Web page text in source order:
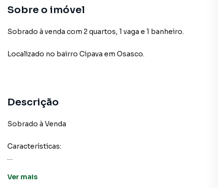
Sobre o imóvel
Sobrado à venda com 2 quartos, 1 vaga e 1 banheiro.
Localizado no bairro Cipava em Osasco.
Descrição
Sobrado à Venda
Características:
Ver mais